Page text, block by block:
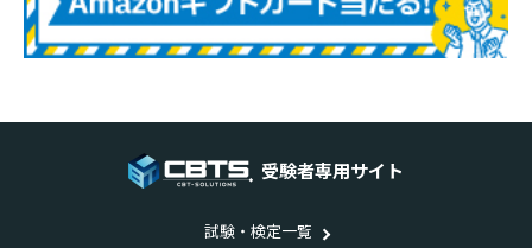
受験者専用サイト
試験・検定一覧